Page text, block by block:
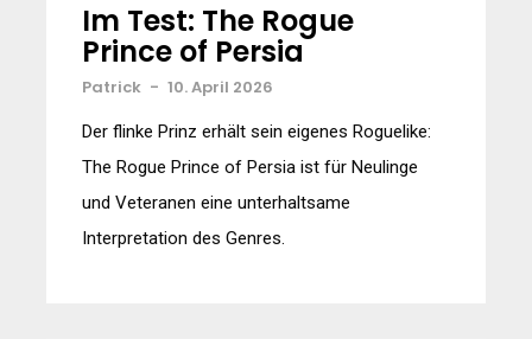
Im Test: The Rogue
Prince of Persia
Patrick - 10. April 2026
Der flinke Prinz erhält sein eigenes Roguelike:
The Rogue Prince of Persia ist für Neulinge
und Veteranen eine unterhaltsame
Interpretation des Genres.